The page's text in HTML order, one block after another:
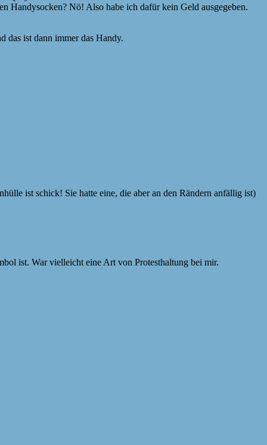
Handysocken? Nö! Also habe ich dafür kein Geld ausgegeben.
das ist dann immer das Handy.
ist schick! Sie hatte eine, die aber an den Rändern anfällig ist)
ist. War vielleicht eine Art von Protesthaltung bei mir.